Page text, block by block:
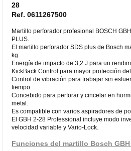
28
Ref. 0611267500
Martillo perforador profesional BOSCH
PLUS.
El martillo perforador SDS plus de Bosch
kg.
Energía de impacto de 3,2 J para un
KickBack Control para mayor protección
Control de vibración para trabajar sin
tiempo.
Concebido para perforar y cincelar en
metal.
Es compatible con varios aspiradores de
El GBH 2-28 Professional incluye modo
velocidad variable y Vario-Lock.
Funciones del martillo Bosch GBH